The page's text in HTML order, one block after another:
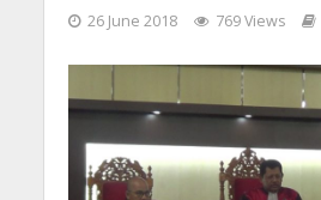
26 June 2018 769 Views